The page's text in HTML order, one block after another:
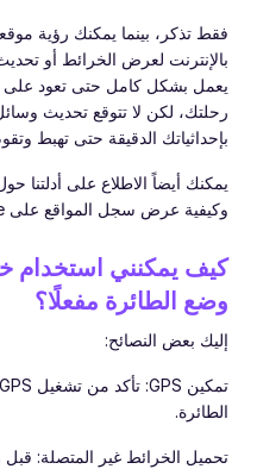
فقط تذكر، بينما يمكنك رؤية
بالإنترنت لعرض الخرائط أو
يعمل بشكل كامل حتى تعود على
رحلتك، لكن لا تتوقع تحديث
بإحداثياتك الدقيقة حتى تهبط
وكيفية عرض سجل المواقع على iPhone.
كيف يمكنني استخدام
وضع الطائرة مفعلًا؟
إليك بعض النصائح:
الطائرة.
تحميل الخرائط غير المتصلة: